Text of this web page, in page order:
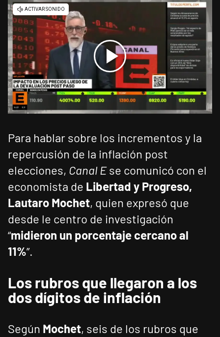
Para hablar sobre los incrementos y la
repercusión de la inflación post
elecciones, Canal Ese comunicó con el
economista de Libertad y Progreso,
Lautaro Mochet, quien expresó que
desde le centro de investigación
“midieron un porcentaje cercano al
11%”.
Los rubros que llegaron a los
dos dígitos de inflación
Según Mochet, seis de los rubros que